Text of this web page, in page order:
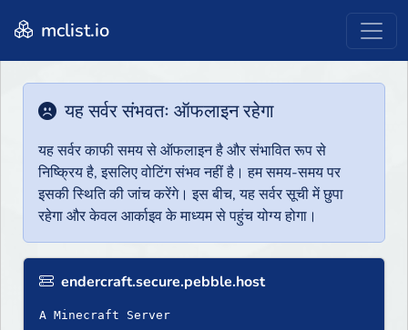
mclist.io
यह सर्वर संभवतः ऑफलाइन रहेगा
यह सर्वर काफी समय से ऑफलाइन है और संभावित रूप से
निष्क्रिय है, इसलिए वोटिंग संभव नहीं है। हम समय-समय पर
इसकी स्थिति की जांच करेंगे। इस बीच, यह सर्वर सूची में छुपा
रहेगा और केवल आर्काइव के माध्यम से पहुंच योग्य होगा।
endercraft.secure.pebble.host
A Minecraft Server